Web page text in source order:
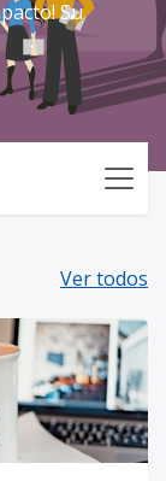
Su
Ver todos